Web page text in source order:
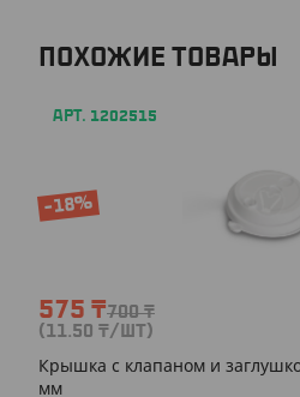
ПОХОЖИЕ ТОВАРЫ
АРТ. 1202515
-18%
575 ₸700₸
(11.50 ₸/ШТ)
Крышка с клапаном и
мм